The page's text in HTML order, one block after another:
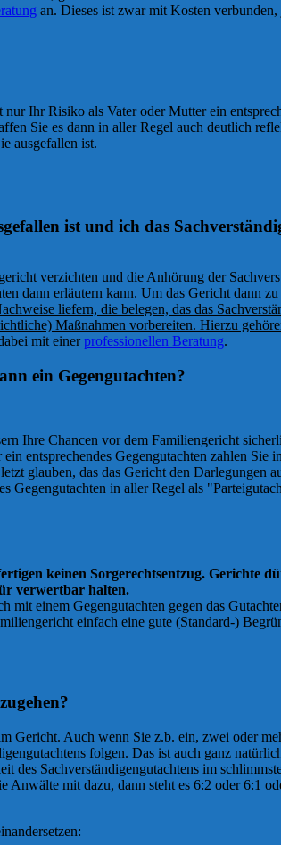
an. Dieses ist zwar mit Kosten
nur Ihr Risiko als Vater oder Mutter ein
Sie es dann in aller Regel auch deutlich
ausgefallen ist.
ist und ich das
verzichten und die Anhörung der
dann erläutern kann. Um das Gericht dann
liefern, die belegen, das das
Maßnahmen vorbereiten. Hierzu
mit einerprofessionellen Beratung.
ein Gegengutachten?
Ihre Chancen vor dem Familiengericht
entsprechendes Gegengutachten zahlen Sie
glauben, das das Gericht den Darlegungen
in aller Regel als
keinen Sorgerechtsentzug. Gerichte
verwertbar halten.
einem Gegengutachten gegen das
einfach eine gute (Standard-)
Gericht. Auch wenn Sie z.b. ein, zwei oder
folgen. Das ist auch ganz
des Sachverständigengutachtens im
mit dazu, dann steht es 6:2 oder 6:1